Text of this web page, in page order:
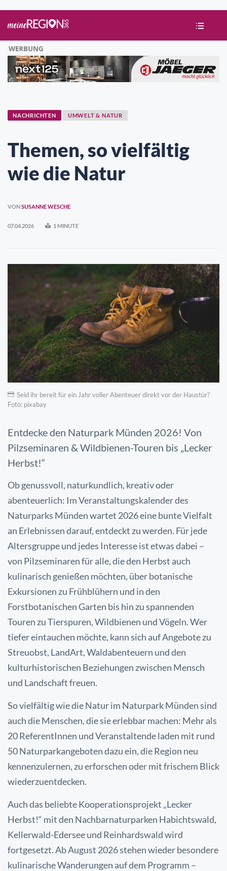
NACHRICHTEN UMWELT & NATUR
Themen, so vielfältig
wie die Natur
VONSUSANNE WESCHE
07.04.2026 1 MINUTE
Seid ihr bereit für ein Jahr voller Abenteuer direkt vor der Haustür?
Foto: pixabay
Entdecke den Naturpark Münden 2026! Von
Pilzseminaren & Wildbienen-Touren bis „Lecker
Herbst!“
Ob genussvoll, naturkundlich, kreativ oder
abenteuerlich: Im Veranstaltungskalender des
Naturparks Münden wartet 2026 eine bunte Vielfalt
an Erlebnissen darauf, entdeckt zu werden. Für jede
Altersgruppe und jedes Interesse ist etwas dabei –
von Pilzseminaren für alle, die den Herbst auch
kulinarisch genießen möchten, über botanische
Exkursionen zu Frühblühern und in den
Forstbotanischen Garten bis hin zu spannenden
Touren zu Tierspuren, Wildbienen und Vögeln. Wer
tiefer eintauchen möchte, kann sich auf Angebote zu
Streuobst, LandArt, Waldabenteuern und den
kulturhistorischen Beziehungen zwischen Mensch
und Landschaft freuen.
So vielfältig wie die Natur im Naturpark Münden sind
auch die Menschen, die sie erlebbar machen: Mehr als
20 ReferentInnen und Veranstaltende laden mit rund
50 Naturparkangeboten dazu ein, die Region neu
kennenzulernen, zu erforschen oder mit frischem Blick
wiederzuentdecken.
Auch das beliebte Kooperationsprojekt „Lecker
Herbst!“ mit den Nachbarnaturparken Habichtswald,
Kellerwald-Edersee und Reinhardswald wird
fortgesetzt. Ab August 2026 stehen wieder besondere
kulinarische Wanderungen auf dem Programm –